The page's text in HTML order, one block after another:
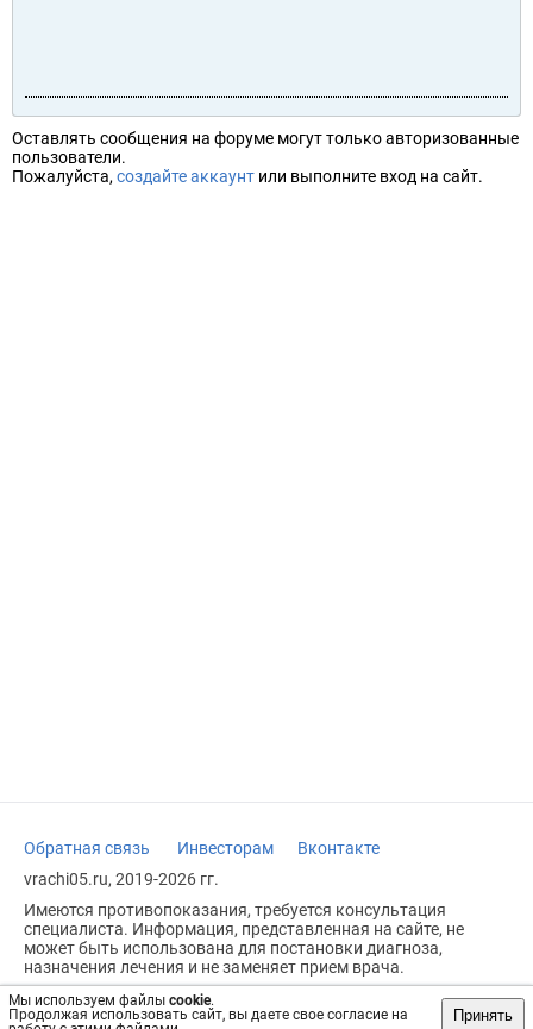
Мы используем файлы cookie.
Продолжая использовать сайт, вы даете свое согласие на
Принять
Оставлять сообщения на форуме могут только авторизованные
пользователи.
Пожалуйста, создайте аккаунт или выполните вход на сайт.
Обратная связь Инвесторам
Вконтакте
vrachi05.ru, 2019-2026 гг.
Имеются противопоказания, требуется консультация
специалиста. Информация, представленная на сайте, не
может быть использована для постановки диагноза,
назначения лечения и не заменяет прием врача.
Возрастное ограничение: 18+